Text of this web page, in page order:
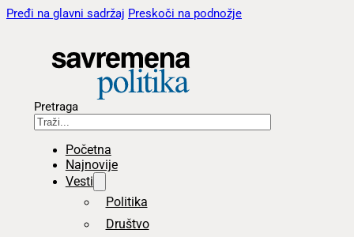
Pređi na glavni sadržaj Preskoči na podnožje
Pretraga
Početna
Najnovije
Vesti
Politika
Društvo